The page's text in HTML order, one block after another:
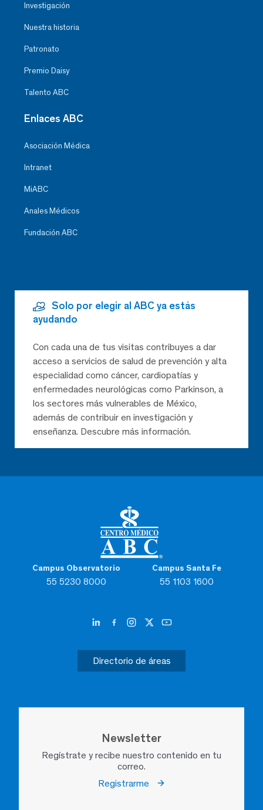
Campus Observatorio
55 5230 8000
Campus Santa Fe
55 1103 1600
Directorio de áreas
Newsletter
Regístrate y recibe nuestro contenido en tu
correo.
Registrarme
Investigación
Nuestra historia
Patronato
Premio Daisy
Talento ABC
Enlaces ABC
Asociación Médica
Intranet
MiABC
Anales Médicos
Fundación ABC
Solo por elegir al ABC ya estás
ayudando
Con cada una de tus visitas contribuyes a dar
acceso a servicios de salud de prevención y alta
especialidad como cáncer, cardiopatías y
enfermedades neurológicas como Parkinson, a
los sectores más vulnerables de México,
además de contribuir en investigación y
enseñanza. Descubre más información.